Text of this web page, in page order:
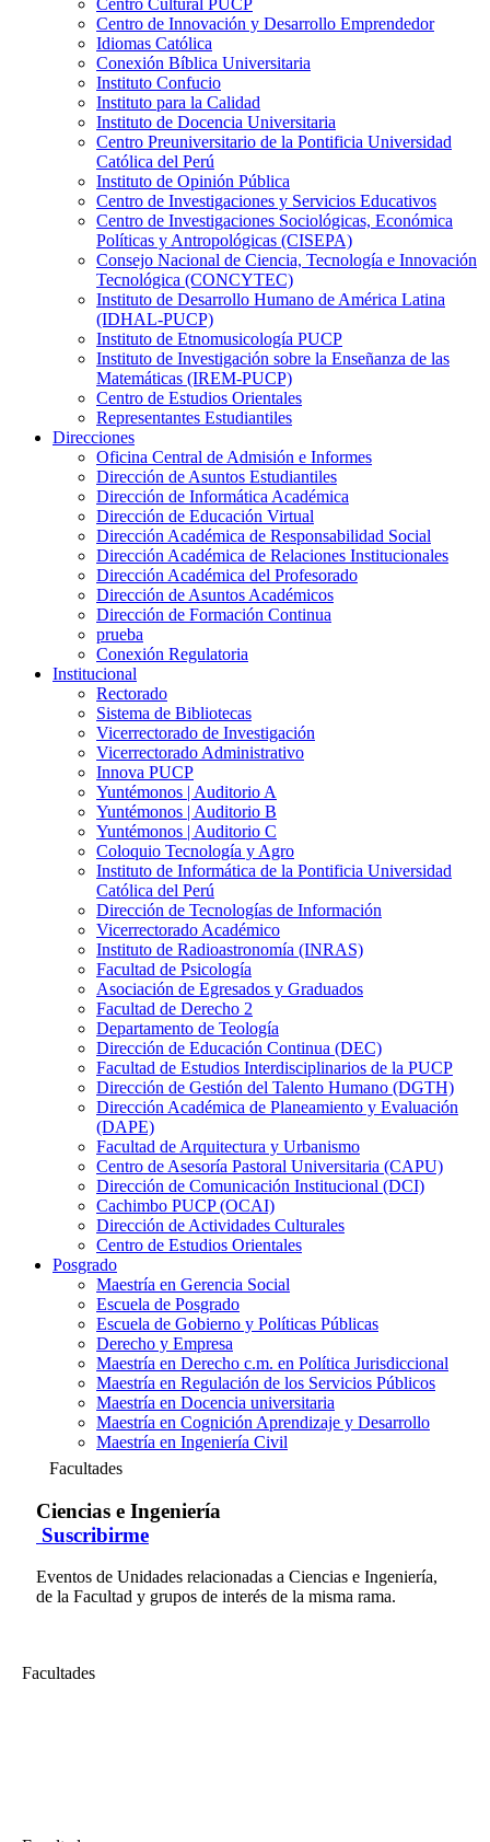
Centro Cultural PUCP
Centro de Innovación y Desarrollo Emprendedor
Idiomas Católica
Conexión Bíblica Universitaria
Instituto Confucio
Instituto para la Calidad
Instituto de Docencia Universitaria
Centro Preuniversitario de la Pontificia Universidad
Católica del Perú
Instituto de Opinión Pública
Centro de Investigaciones y Servicios Educativos
Centro de Investigaciones Sociológicas, Económica
Políticas y Antropológicas (CISEPA)
Consejo Nacional de Ciencia, Tecnología e Innovación
Tecnológica (CONCYTEC)
Instituto de Desarrollo Humano de América Latina
(IDHAL-PUCP)
Instituto de Etnomusicología PUCP
Instituto de Investigación sobre la Enseñanza de las
Matemáticas (IREM-PUCP)
Centro de Estudios Orientales
Representantes Estudiantiles
Direcciones
Oficina Central de Admisión e Informes
Dirección de Asuntos Estudiantiles
Dirección de Informática Académica
Dirección de Educación Virtual
Dirección Académica de Responsabilidad Social
Dirección Académica de Relaciones Institucionales
Dirección Académica del Profesorado
Dirección de Asuntos Académicos
Dirección de Formación Continua
prueba
Conexión Regulatoria
Institucional
Rectorado
Sistema de Bibliotecas
Vicerrectorado de Investigación
Vicerrectorado Administrativo
Innova PUCP
Yuntémonos | Auditorio A
Yuntémonos | Auditorio B
Yuntémonos | Auditorio C
Coloquio Tecnología y Agro
Instituto de Informática de la Pontificia Universidad
Católica del Perú
Dirección de Tecnologías de Información
Vicerrectorado Académico
Instituto de Radioastronomía (INRAS)
Facultad de Psicología
Asociación de Egresados y Graduados
Facultad de Derecho 2
Departamento de Teología
Dirección de Educación Continua (DEC)
Facultad de Estudios Interdisciplinarios de la PUCP
Dirección de Gestión del Talento Humano (DGTH)
Dirección Académica de Planeamiento y Evaluación
(DAPE)
Facultad de Arquitectura y Urbanismo
Centro de Asesoría Pastoral Universitaria (CAPU)
Dirección de Comunicación Institucional (DCI)
Cachimbo PUCP (OCAI)
Dirección de Actividades Culturales
Centro de Estudios Orientales
Posgrado
Maestría en Gerencia Social
Escuela de Posgrado
Escuela de Gobierno y Políticas Públicas
Derecho y Empresa
Maestría en Derecho c.m. en Política Jurisdiccional
Maestría en Regulación de los Servicios Públicos
Maestría en Docencia universitaria
Maestría en Cognición Aprendizaje y Desarrollo
Maestría en Ingeniería Civil
Facultades
Ciencias e Ingeniería
Suscribirme
Eventos de Unidades relacionadas a Ciencias e Ingeniería,
de la Facultad y grupos de interés de la misma rama.
Facultades